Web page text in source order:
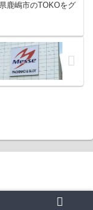
鹿嶋市のTOKOをグ